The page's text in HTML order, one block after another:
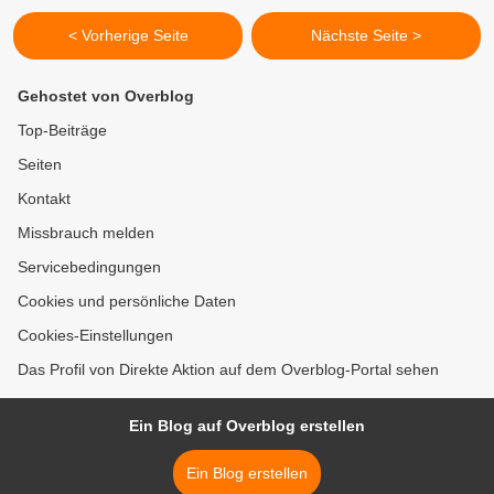
< Vorherige Seite Nächste Seite >
Gehostet von Overblog
Top-Beiträge
Seiten
Kontakt
Missbrauch melden
Servicebedingungen
Cookies und persönliche Daten
Cookies-Einstellungen
Das Profil von Direkte Aktion auf dem Overblog-Portal sehen
Ein Blog auf Overblog erstellen
Ein Blog erstellen